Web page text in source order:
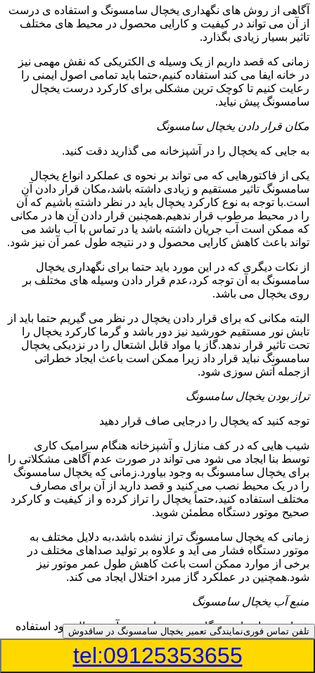
آگاهی از روش های نگهداری یخچال سامسونگ و استفاده ی درست
از آن می تواند در کیفیت و کارایی محصول در محیط های مختلف
تاثیر بسیار زیادی بگذارد.
زمانی که قصد داریم از یک وسیله ی الکتریکی که نقش مهمی نیز
در خانه ایفا می کند استفاده کنیم،حتما باید تمامی اصول ایمنی را
رعایت کنیم تا کوچک ترین مشکلی برای کارکرد درست یخچال
سامسونگ پیش نیاید.
مکان قرار دادن یخچال سامسونگ
به جایی که یخچال را در آشپزخانه می گذارید دقت کنید.
یکی از فاکتورهایی که می تواند بر نحوه ی عملکرد انواع یخچال
سامسونگ تاثیر مستقیم و زیادی داشته باشد،مکان قرار دادن آن
است.با توجه به نوع کارکرد یخچال باید در نظر داشته باشیم که آن
را در محیط مرطوب قرار ندهیم.همچنین قرار دادن آن ها در مکانی
که ممکن است آب جریان داشته باشد یا در تماس با آب باشد می
تواند باعث کاهش کارایی محصول و در نتیجه طول عمر آن نیز شود.
از نکات دیگری که در این مورد باید حتما برای نگهداری یخچال
سامسونگ به آن توجه کرد،عدم قرار دادن وسیله های مختلف بر
روی یخچال می باشد.
البته مکانی که برای قرار دادن یخچال در نظر می گیریم حتما باید از
تابش نور مستقیم خورشید نیز دور باشد و گرما کارکرد یخچال را
تحت تاثیر قرار ندهد.گاز یا مواد قابل اشتعال را در نزدیکی یخچال
سامسونگ نباید قرار داد زیرا ممکن است باعث ایجاد خطراتی
ازجمله آتش سوزی شود.
تراز بودن یخچال سامسونگ
توجه کنید که یخچال را درجایی صاف قرار دهید
شیب هایی که در کف منازل و آشپزخانه هنگام سرامیک کاری
توسط بنا ایجاد می شود می تواند در صورت عدم آگاهی مشکلاتی را
برای یخچال سامسونگ به وجود بیاورد.زمانی که یخچال سامسونگ
را در یک محیط نصب می کنید و قصد دارید از آن برای مصارف
مختلف استفاده کنید،حتماً یخچال را تراز کرده و از کیفیت و کارکرد
صحیح موتور دستگاه مطمئن شوید.
زمانی که یخچال سامسونگ تراز نشده باشد،به دلایل مختلف به
موتور دستگاه فشار می آید و علاوه بر تولید صداهای مختلف در
برخی از موارد ممکن است باعث کاهش طول عمر موتور نیز
شود.همچنین در عملکرد گاز مبرد اختلال ایجاد می کند.
منبع آب یخچال سامسونگ
شما می توانید از دستگاه تصفیه برای منبع آب یخچال خود استفاده
کنید
در دفترچه راهنمای یخچال سامسونگ قسمت ویژه ای به منبع آب
تلفن تماس فورینمایندگی تعمیر یخچال سامسونگ در ساقدوش
tel:09125353655